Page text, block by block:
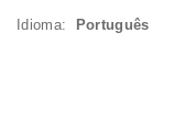
Idioma: Português